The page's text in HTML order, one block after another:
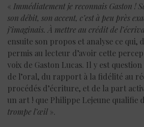
« Immédiatement je reconnais Gaston !
son débit, son accent, c’est à peu près
j’imaginais. À mettre au crédit de
ensuite son propos et analyse ce qui,
permis au lecteur d’avoir cette
voix de Gaston Lucas. Il y est
de l’oral, du rapport à la fidélité au
procédés d’écriture, et de la part
un art ! que Philippe Lejeune qualifie
trompe l’œil».